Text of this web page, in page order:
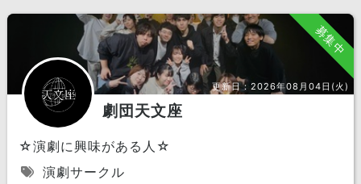
募集中
更新日：2026年08月04日(火)
劇団天文座
☆演劇に興味がある人☆
演劇サークル